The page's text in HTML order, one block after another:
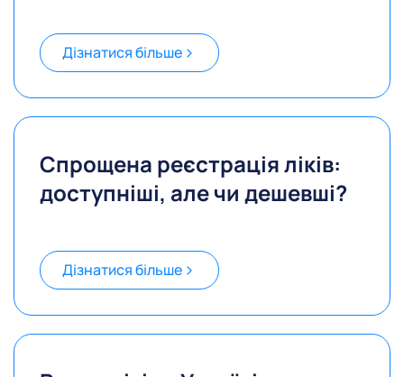
Дізнатися більше
Спрощена реєстрація ліків:
доступніші, але чи дешевші?
Дізнатися більше